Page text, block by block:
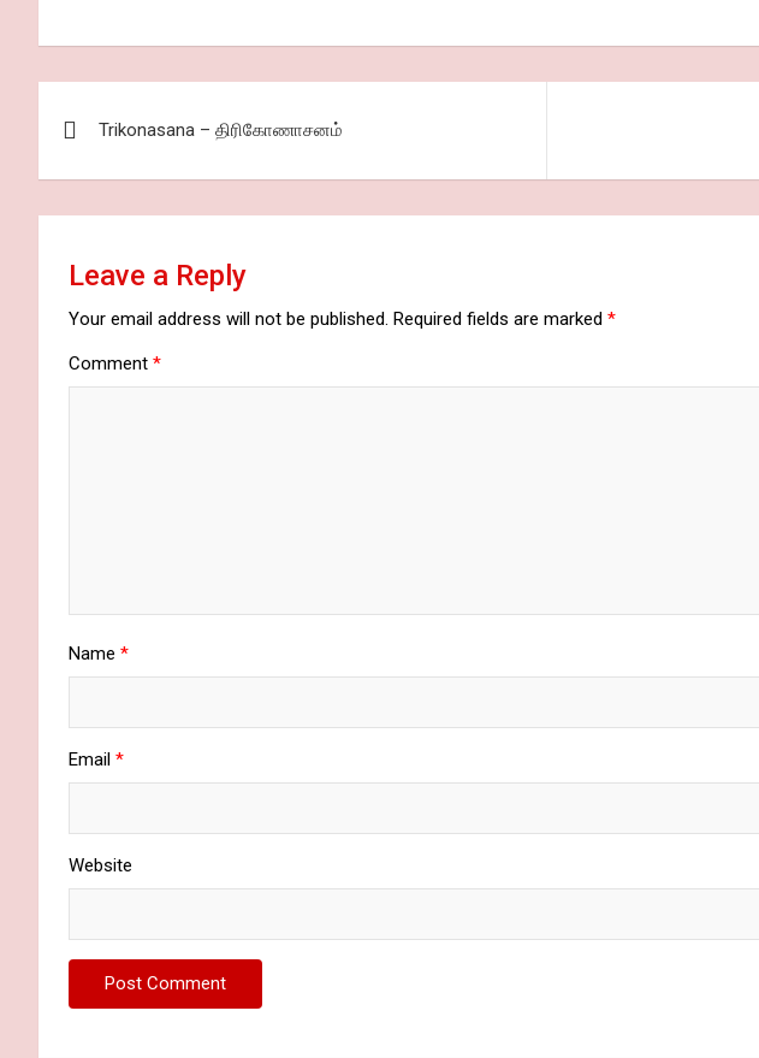
navigation
Trikonasana – திரிகோணாசனம்
Leave a Reply
Your email address will not be published. Required fields are marked *
Comment *
Name *
Email *
Website